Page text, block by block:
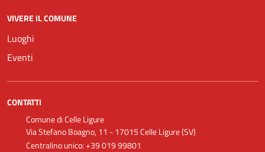
VIVERE IL COMUNE
Luoghi
Eventi
CONTATTI
Comune di Celle Ligure
Via Stefano Boagno, 11 - 17015 Celle Ligure (SV)
Centralino unico: +39 019 99801